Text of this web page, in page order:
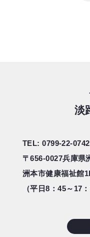
淡
TEL: 0799-22-0742
〒656-0027兵庫県
洲本市健康福祉館
（平日8：45～17：